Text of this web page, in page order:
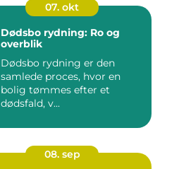
07. okt
Dødsbo rydning: Ro og
overblik
Dødsbo rydning er den
samlede proces, hvor en
bolig tømmes efter et
dødsfald, v...
08. sep